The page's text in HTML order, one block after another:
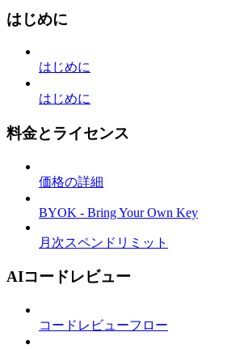
はじめに
はじめに
はじめに
料金とライセンス
価格の詳細
BYOK - Bring Your Own Key
月次スペンドリミット
AIコードレビュー
コードレビューフロー